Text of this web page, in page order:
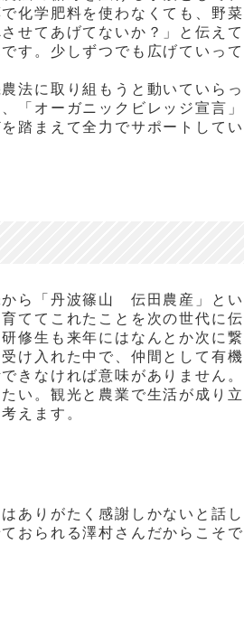
化学肥料を使わなくても、野菜
せてあげてないか？」と伝えて
す。少しずつでも広げていって
法に取り組もうと動いていらっ
「オーガニックビレッジ宣言」
踏まえて全力でサポートしてい
から「丹波篠山 伝田農産」とい
ててこれたことを次の世代に伝
修生も来年にはなんとか次に繋
け入れた中で、仲間として有機
きなければ意味がありません。
い。観光と農業で生活が成り立
えます。
ありがたく感謝しかないと話し
おられる澤村さんだからこそで